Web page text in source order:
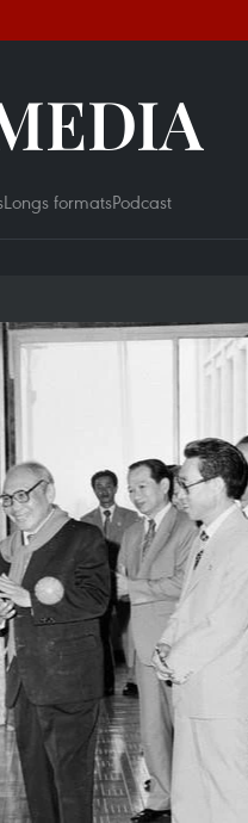
Longs formatsPodcast